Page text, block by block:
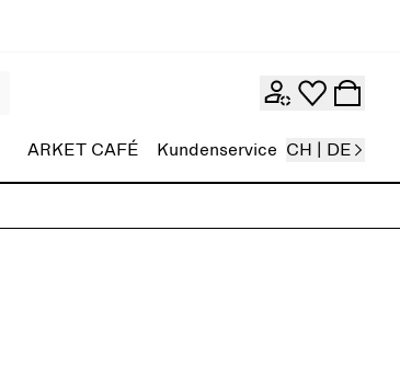
ARKET CAFÉ Kundenservice CH | DE